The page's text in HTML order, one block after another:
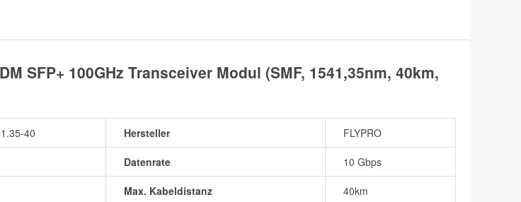
SFP+ 100GHz Transceiver Modul (SMF, 1541,35nm, 40km,
40 Hersteller FLYPRO
Datenrate 10 Gbps
Max. Kabeldistanz 40km